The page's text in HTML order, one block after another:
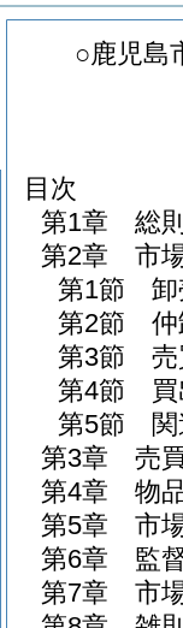
○鹿児島
目次
第1章
総
第2章
市
第1節
第2節
第3節
第4節
第5節
第3章
売
第4章
物
第5章
市
第6章
監
第7章
市